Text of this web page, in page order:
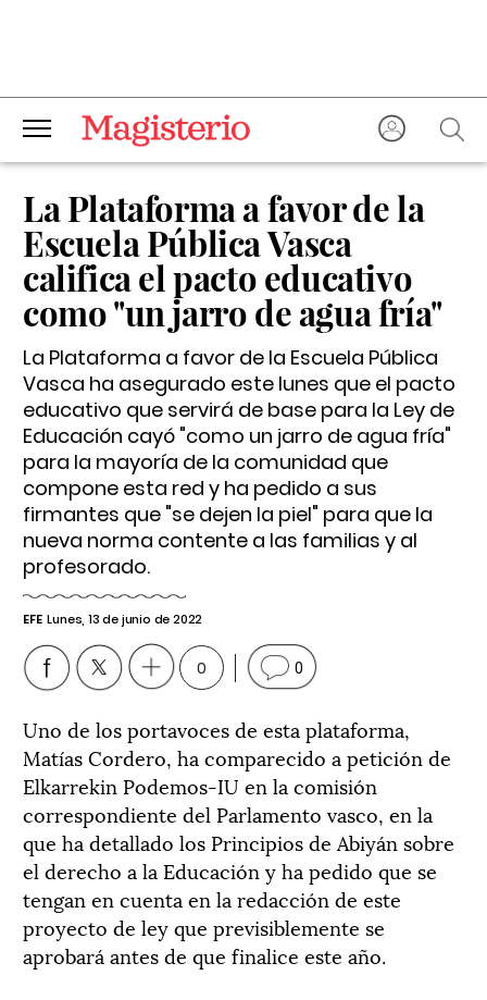
La Plataforma a favor de la
Escuela Pública Vasca
califica el pacto educativo
como "un jarro de agua fría"
La Plataforma a favor de la Escuela Pública
Vasca ha asegurado este lunes que el pacto
educativo que servirá de base para la Ley de
Educación cayó "como un jarro de agua fría"
para la mayoría de la comunidad que
compone esta red y ha pedido a sus
firmantes que "se dejen la piel" para que la
nueva norma contente a las familias y al
profesorado.
EFE Lunes, 13 de junio de 2022
0 0
Uno de los portavoces de esta plataforma,
Matías Cordero, ha comparecido a petición de
Elkarrekin Podemos-IU en la comisión
correspondiente del Parlamento vasco, en la
que ha detallado los Principios de Abiyán sobre
el derecho a la Educación y ha pedido que se
tengan en cuenta en la redacción de este
proyecto de ley que previsiblemente se
aprobará antes de que finalice este año.